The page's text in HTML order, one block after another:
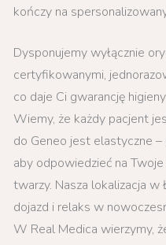
kończy na
Dysponujemy wyłącznie
certyfikowanymi,
co daje Ci gwarancję
Wiemy, że każdy pacjent
do Geneo jest elastyczne –
aby odpowiedzieć na
twarzy. Nasza lokalizacja
dojazd i relaks w
W Real Medica wierzymy,